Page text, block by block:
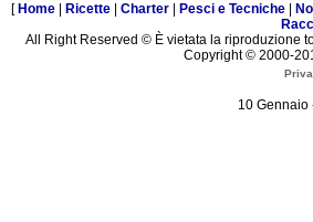
[ Home Ricette Charter Pesci e Tecniche
All Right Reserved © È vietata la riproduzione
Copyright © 2000-
10 Gennaio